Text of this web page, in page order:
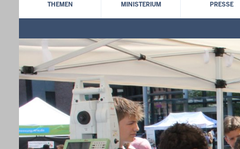
THEMEN MINISTERIUM PRESSE